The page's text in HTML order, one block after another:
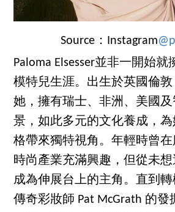
Source：Instagram
Paloma Elsesser並非一開始
模特兒生涯。出生於英國倫
她，擁有瑞士、非洲、美國
景，如此多元的文化養成，
格帶來獨特視角。年輕時曾
時尚產業充滿興趣，但從未
成為伸展台上的主角。直到
傳奇彩妝師 Pat McGrath 的發